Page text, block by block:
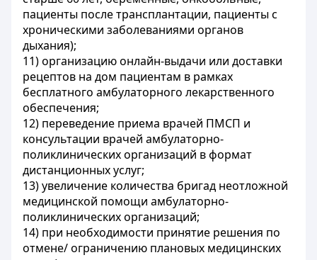
пациенты после трансплантации, пациенты с
хроническими заболеваниями органов
дыхания);
11) организацию онлайн-выдачи или доставки
рецептов на дом пациентам в рамках
бесплатного амбулаторного лекарственного
обеспечения;
12) переведение приема врачей ПМСП и
консультации врачей амбулаторно-
поликлинических организаций в формат
дистанционных услуг;
13) увеличение количества бригад неотложной
медицинской помощи амбулаторно-
поликлинических организаций;
14) при необходимости принятие решения по
отмене/ ограничению плановых медицинских